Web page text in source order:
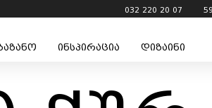
032 220 20 07
ინსპირაცია დიზაინი